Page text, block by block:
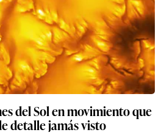
del Sol en movimiento que
detalle jamás visto